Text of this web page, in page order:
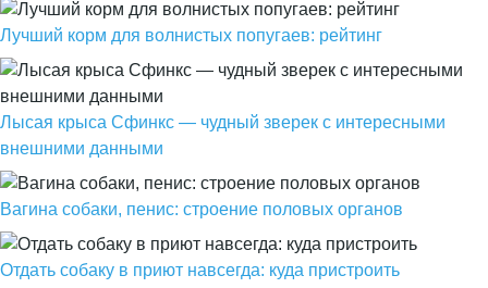
Лучший корм для волнистых попугаев: рейтинг
Лысая крыса Сфинкс — чудный зверек с интересными
внешними данными
Вагина собаки, пенис: строение половых органов
Отдать собаку в приют навсегда: куда пристроить